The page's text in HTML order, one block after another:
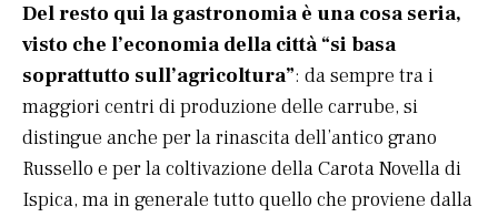
Del resto qui la gastronomia è una cosa seria,
visto che l’economia della città “si basa
soprattutto sull’agricoltura”: da sempre tra i
maggiori centri di produzione delle carrube, si
distingue anche per la rinascita dell’antico grano
Russello e per la coltivazione della Carota Novella di
Ispica, ma in generale tutto quello che proviene dalla